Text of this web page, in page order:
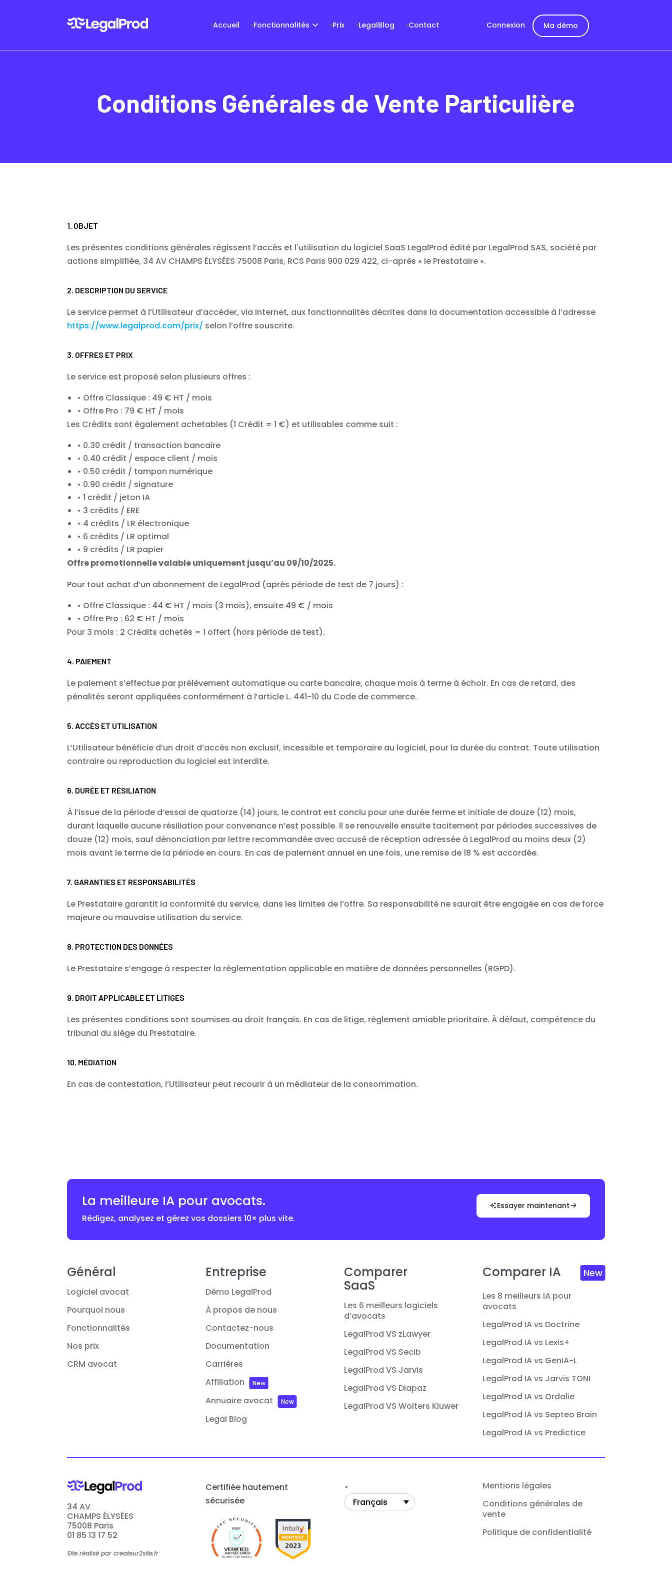
Accueil Fonctionnalités Prix LegalBlog Contact Connexion Ma démo
Conditions Générales de Vente Particulière
1. OBJET
Les présentes conditions générales régissent l’accès et l'utilisation du logiciel SaaS LegalProd édité par LegalProd SAS, société par
actions simplifiée, 34 AV CHAMPS ÉLYSÉES 75008 Paris, RCS Paris 900 029 422, ci-après « le Prestataire ».
2. DESCRIPTION DU SERVICE
Le service permet à l’Utilisateur d’accéder, via Internet, aux fonctionnalités décrites dans la documentation accessible à l’adresse
https://www.legalprod.com/prix/ selon l’offre souscrite.
3. OFFRES ET PRIX
Le service est proposé selon plusieurs offres :
Offre Classique : 49 € HT / mois
Offre Pro : 79 € HT / mois
Les Crédits sont également achetables (1 Crédit = 1 €) et utilisables comme suit :
0.30 crédit / transaction bancaire
0.40 crédit / espace client / mois
0.50 crédit / tampon numérique
0.90 crédit / signature
1 crédit / jeton IA
3 crédits / ERE
4 crédits / LR électronique
6 crédits / LR optimal
9 crédits / LR papier
Offre promotionnelle valable uniquement jusqu’au 09/10/2025.
Pour tout achat d’un abonnement de LegalProd (après période de test de 7 jours) :
Offre Classique : 44 € HT / mois (3 mois), ensuite 49 € / mois
Offre Pro : 62 € HT / mois
Pour 3 mois : 2 Crédits achetés = 1 offert (hors période de test).
4. PAIEMENT
Le paiement s’effectue par prélèvement automatique ou carte bancaire, chaque mois à terme à échoir. En cas de retard, des
pénalités seront appliquées conformément à l’article L. 441-10 du Code de commerce.
5. ACCÈS ET UTILISATION
L’Utilisateur bénéficie d’un droit d’accès non exclusif, incessible et temporaire au logiciel, pour la durée du contrat. Toute utilisation
contraire ou reproduction du logiciel est interdite.
6. DURÉE ET RÉSILIATION
À l’issue de la période d’essai de quatorze (14) jours, le contrat est conclu pour une durée ferme et initiale de douze (12) mois,
durant laquelle aucune résiliation pour convenance n’est possible. Il se renouvelle ensuite tacitement par périodes successives de
douze (12) mois, sauf dénonciation par lettre recommandée avec accusé de réception adressée à LegalProd au moins deux (2)
mois avant le terme de la période en cours. En cas de paiement annuel en une fois, une remise de 18 % est accordée.
7. GARANTIES ET RESPONSABILITÉS
Le Prestataire garantit la conformité du service, dans les limites de l’offre. Sa responsabilité ne saurait être engagée en cas de force
majeure ou mauvaise utilisation du service.
8. PROTECTION DES DONNÉES
Le Prestataire s’engage à respecter la réglementation applicable en matière de données personnelles (RGPD).
9. DROIT APPLICABLE ET LITIGES
Les présentes conditions sont soumises au droit français. En cas de litige, règlement amiable prioritaire. À défaut, compétence du
tribunal du siège du Prestataire.
10. MÉDIATION
En cas de contestation, l’Utilisateur peut recourir à un médiateur de la consommation.
La meilleure IA pour avocats.
Rédigez, analysez et gérez vos dossiers 10× plus vite.
Essayer maintenant
Général
Logiciel avocat
Pourquoi nous
Fonctionnalités
Nos prix
CRM avocat
Entreprise
Démo LegalProd
À propos de nous
Contactez-nous
Documentation
Carrières
Affiliation
New
Annuaire avocat New
Legal Blog
Comparer
SaaS
Les 6 meilleurs logiciels
d’avocats
LegalProd VS zLawyer
LegalProd VS Secib
LegalProd VS Jarvis
LegalProd VS Diapaz
LegalProd VS Wolters Kluwer
Comparer IA New
Les 8 meilleurs IA pour
avocats
LegalProd IA vs Doctrine
LegalProd IA vs Lexis+
LegalProd IA vs GenIA-L
LegalProd IA vs Jarvis TONI
LegalProd IA vs Ordalie
LegalProd IA vs Septeo Brain
LegalProd IA vs Predictice
34 AV
CHAMPS ÉLYSÉES
75008 Paris
01 85 13 17 52
Site réalisé par createur2site.fr
Certifiée hautement
sécurisée
Français
Mentions légales
Conditions générales de
vente
Politique de confidentialité